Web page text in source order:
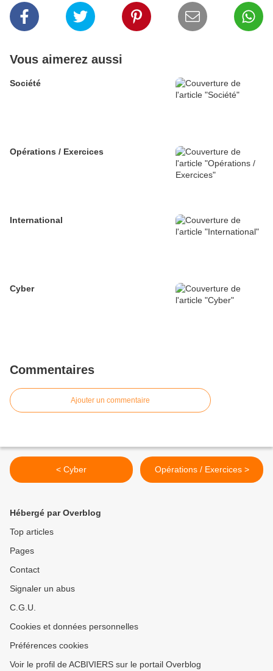
Vous aimerez aussi
Société
Opérations / Exercices
International
Cyber
Commentaires
Ajouter un commentaire
< Cyber Opérations / Exercices >
Hébergé par Overblog
Top articles
Pages
Contact
Signaler un abus
C.G.U.
Cookies et données personnelles
Préférences cookies
Voir le profil de ACBIVIERS sur le portail Overblog